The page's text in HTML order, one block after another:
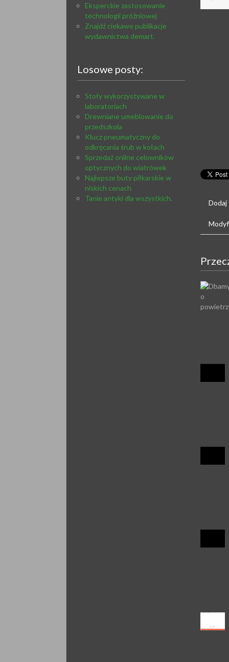
Eksperckie zastosowanie
technologii próżniowej
Znajdź ciekawe publikacje
wydawnictwa demart.
Losowe posty:
Stoły wykorzystywane w
laboratoriach
Drewniane umeblowanie do
przedszkola
Klucz pneumatyczny do
odkręcania śrub w kołach
Sprzedaż online celowników
optycznych do wiatrówek
Najlepsze buty piłkarskie w
niskich cenach
Tanie antyki dla wszystkich.
Dodaj